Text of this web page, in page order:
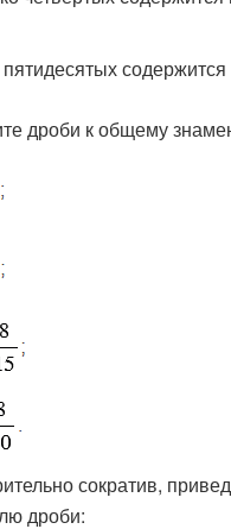
содержится
дроби к общему
сократив,
дроби: